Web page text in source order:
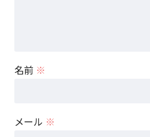
名前 ※
メール ※